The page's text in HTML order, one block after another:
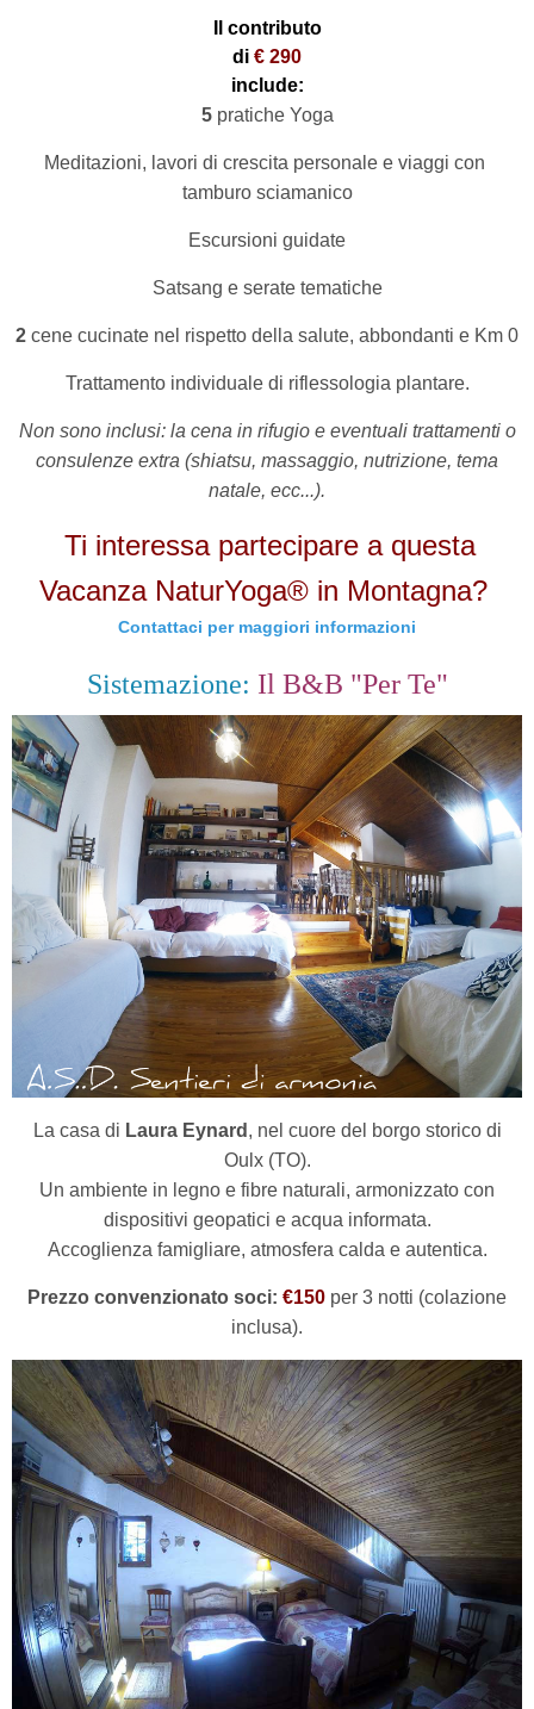
Il contributo
di € 290
include:
5pratiche Yoga
Meditazioni, lavori di crescita personale e viaggi con
tamburo sciamanico
Escursioni guidate
Satsang e serate tematiche
2 cene cucinate nel rispetto della salute, abbondanti e Km 0
Trattamento individuale di riflessologia plantare.
Non sono inclusi: la cena in rifugio e eventuali trattamenti o
consulenze extra (shiatsu, massaggio, nutrizione, tema
natale, ecc...).
Ti interessa partecipare a questa
Vacanza NaturYoga® in Montagna?
Contattaci per maggiori informazioni
Sistemazione: Il B&B "Per Te"
La casa di Laura Eynard , nel cuore del borgo storico di
Oulx (TO).
Un ambiente in legno e fibre naturali, armonizzato con
dispositivi geopatici e acqua informata.
Accoglienza famigliare, atmosfera calda e autentica.
Prezzo convenzionato soci: €150 per 3 notti (colazione
inclusa).